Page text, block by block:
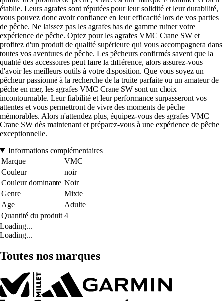
établie. Leurs agrafes sont réputées pour leur solidité et leur durabilité,
vous pouvez donc avoir confiance en leur efficacité lors de vos parties
de pêche. Ne laissez pas les agrafes bas de gamme ruiner votre
expérience de pêche. Optez pour les agrafes VMC Crane SW et
profitez d'un produit de qualité supérieure qui vous accompagnera dans
toutes vos aventures de pêche. Les pêcheurs confirmés savent que la
qualité des accessoires peut faire la différence, alors assurez-vous
d'avoir les meilleurs outils à votre disposition. Que vous soyez un
pêcheur passionné à la recherche de la truite parfaite ou un amateur de
pêche en mer, les agrafes VMC Crane SW sont un choix
incontournable. Leur fiabilité et leur performance surpasseront vos
attentes et vous permettront de vivre des moments de pêche
mémorables. Alors n'attendez plus, équipez-vous des agrafes VMC
Crane SW dès maintenant et préparez-vous à une expérience de pêche
exceptionnelle.
Informations complémentaires
Marque
VMC
Couleur
noir
Couleur dominante Noir
Genre
Mixte
Age
Adulte
Quantité du produit 4
Loading...
Loading...
Toutes nos marques